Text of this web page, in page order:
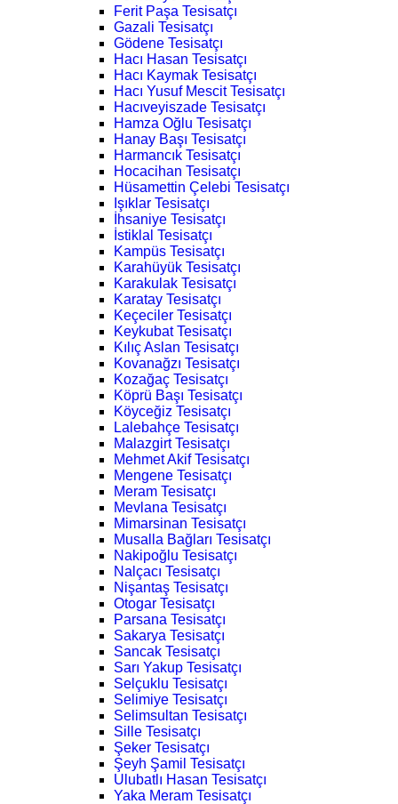
Ferit Paşa Tesisatçı
Gazali Tesisatçı
Gödene Tesisatçı
Hacı Hasan Tesisatçı
Hacı Kaymak Tesisatçı
Hacı Yusuf Mescit Tesisatçı
Hacıveyiszade Tesisatçı
Hamza Oğlu Tesisatçı
Hanay Başı Tesisatçı
Harmancık Tesisatçı
Hocacihan Tesisatçı
Hüsamettin Çelebi Tesisatçı
Işıklar Tesisatçı
İhsaniye Tesisatçı
İstiklal Tesisatçı
Kampüs Tesisatçı
Karahüyük Tesisatçı
Karakulak Tesisatçı
Karatay Tesisatçı
Keçeciler Tesisatçı
Keykubat Tesisatçı
Kılıç Aslan Tesisatçı
Kovanağzı Tesisatçı
Kozağaç Tesisatçı
Köprü Başı Tesisatçı
Köyceğiz Tesisatçı
Lalebahçe Tesisatçı
Malazgirt Tesisatçı
Mehmet Akif Tesisatçı
Mengene Tesisatçı
Meram Tesisatçı
Mevlana Tesisatçı
Mimarsinan Tesisatçı
Musalla Bağları Tesisatçı
Nakipoğlu Tesisatçı
Nalçacı Tesisatçı
Nişantaş Tesisatçı
Otogar Tesisatçı
Parsana Tesisatçı
Sakarya Tesisatçı
Sancak Tesisatçı
Sarı Yakup Tesisatçı
Selçuklu Tesisatçı
Selimiye Tesisatçı
Selimsultan Tesisatçı
Sille Tesisatçı
Şeker Tesisatçı
Şeyh Şamil Tesisatçı
Ulubatlı Hasan Tesisatçı
Yaka Meram Tesisatçı